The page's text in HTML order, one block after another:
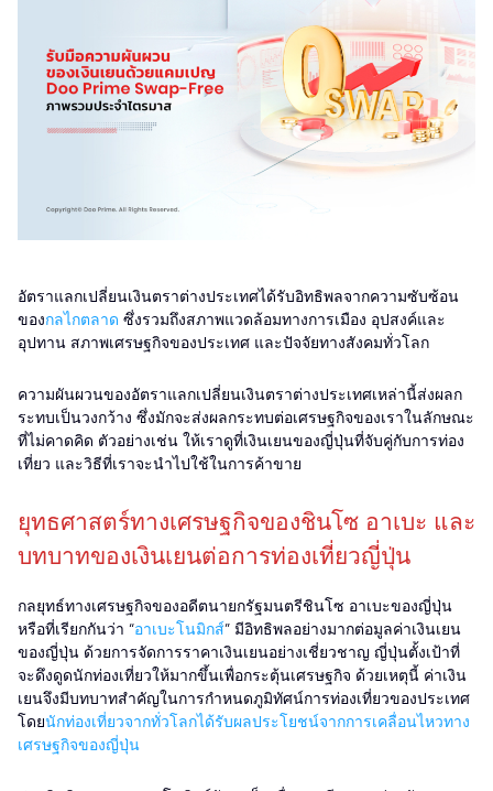
อัตราแลกเปลี่ยนเงินตราต่างประเทศได้รับอิทธิพลจากความซับซ้อน
ของกลไกตลาด ซึ่งรวมถึงสภาพแวดล้อมทางการเมือง อุปสงค์และ
อุปทาน สภาพเศรษฐกิจของประเทศ และปัจจัยทางสังคมทั่วโลก
ความผันผวนของอัตราแลกเปลี่ยนเงินตราต่างประเทศเหล่านี้ส่งผลก
ระทบเป็นวงกว้าง ซึ่งมักจะส่งผลกระทบต่อเศรษฐกิจของเราในลักษณะ
ที่ไม่คาดคิด ตัวอย่างเช่น ให้เราดูที่เงินเยนของญี่ปุ่นที่จับคู่กับการท่อง
เที่ยว และวิธีที่เราจะนำไปใช้ในการค้าขาย
ยุทธศาสตร์ทางเศรษฐกิจของชินโซ อาเบะ และ
บทบาทของเงินเยนต่อการท่องเที่ยวญี่ปุ่น
กลยุทธ์ทางเศรษฐกิจของอดีตนายกรัฐมนตรีชินโซ อาเบะของญี่ปุ่น
หรือที่เรียกกันว่า “อาเบะโนมิกส์” มีอิทธิพลอย่างมากต่อมูลค่าเงินเยน
ของญี่ปุ่น ด้วยการจัดการราคาเงินเยนอย่างเชี่ยวชาญ ญี่ปุ่นตั้งเป้าที่
จะดึงดูดนักท่องเที่ยวให้มากขึ้นเพื่อกระตุ้นเศรษฐกิจ ด้วยเหตุนี้ ค่าเงิน
เยนจึงมีบทบาทสำคัญในการกำหนดภูมิทัศน์การท่องเที่ยวของประเทศ
โดยนักท่องเที่ยวจากทั่วโลกได้รับผลประโยชน์จากการเคลื่อนไหวทาง
เศรษฐกิจของญี่ปุ่น